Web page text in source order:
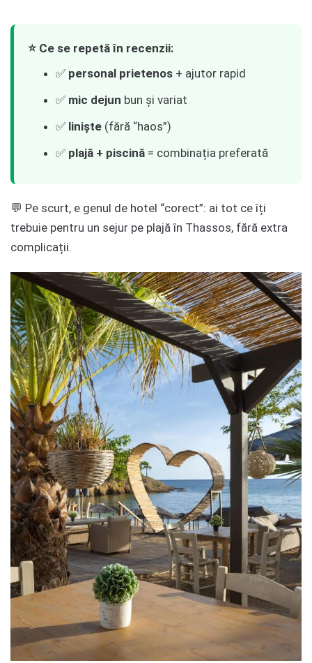
⭐ Ce se repetă în recenzii:
✅ personal prietenos + ajutor rapid
✅ mic dejun bun și variat
✅ liniște (fără “haos”)
✅ plajă + piscină = combinația preferată
💬 Pe scurt, e genul de hotel “corect”: ai tot ce îți
trebuie pentru un sejur pe plajă în Thassos, fără extra
complicații.